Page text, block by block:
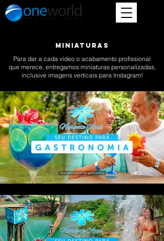
MINIATURAS
Para dar a cada vídeo o acabamento profissional
que merece, entregamos miniaturas personalizadas,
inclusive imagens verticais para Instagram!